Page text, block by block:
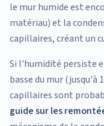
le mur humide est
matériau) et la
capillaires, créant un
Si l'humidité persiste
basse du mur (jusqu'à
capillaires sont
guide sur les